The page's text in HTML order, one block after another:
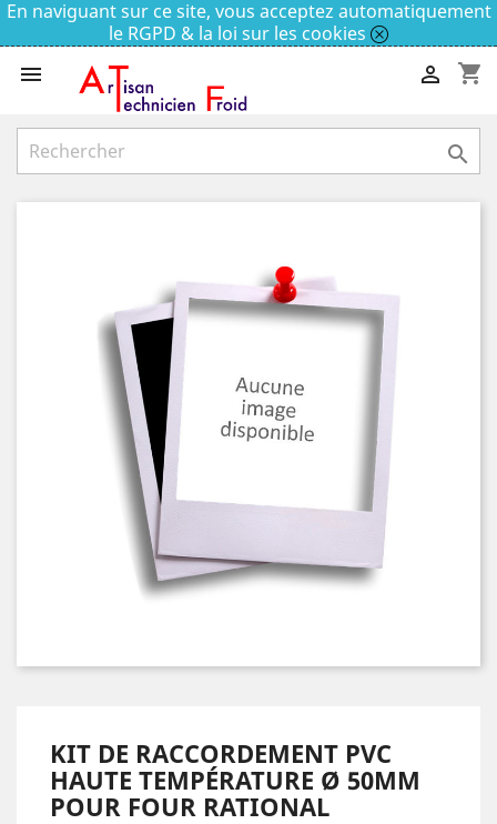
En naviguant sur ce site, vous acceptez automatiquement
le RGPD & la loi sur les cookies
 shopping_cart


KIT DE RACCORDEMENT PVC
HAUTE TEMPÉRATURE Ø 50MM
POUR FOUR RATIONAL